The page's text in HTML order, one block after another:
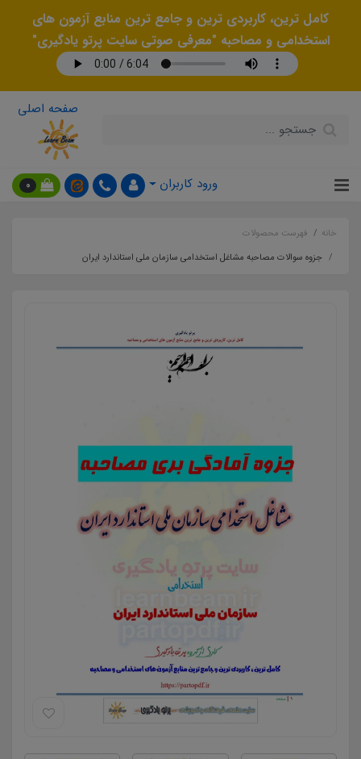
کامل ترین، کاربردی ترین و جامع ترین منابع آزمون های
استخدامی و مصاحبه "معرفی صوتی سایت پرتو یادگیری"
صفحه اصلی
ورود کاربران 0
خانه
فهرست محصولات
جزوه سوالات مصاحبه مشاغل استخدامی سازمان ملی استاندارد ایران